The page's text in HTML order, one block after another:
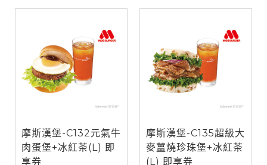
摩斯漢堡-C132元氣牛
肉蛋堡+冰紅茶(L) 即
享券
摩斯漢堡-C135超級大
麥薑燒珍珠堡+冰紅茶
(L) 即享券